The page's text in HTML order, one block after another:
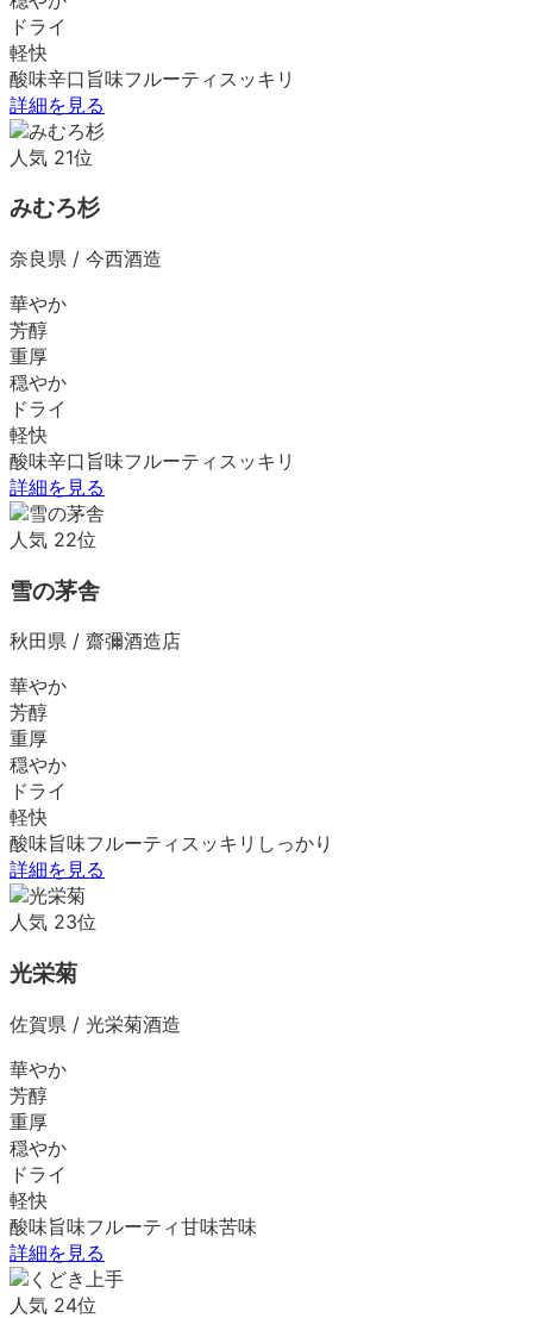
ドライ
軽快
酸味辛口 旨味フルーティ スッキリ
詳細を見る
人気 21位
みむろ杉
奈良県 / 今西酒造
華やか
芳醇
重厚
穏やか
ドライ
軽快
酸味辛口 旨味フルーティ スッキリ
詳細を見る
人気 22位
雪の茅舎
秋田県 / 齋彌酒造店
華やか
芳醇
重厚
穏やか
ドライ
軽快
酸味旨味フルーティ スッキリ しっかり
詳細を見る
人気 23位
光栄菊
佐賀県 / 光栄菊酒造
華やか
芳醇
重厚
穏やか
ドライ
軽快
酸味旨味フルーティ甘味苦味
詳細を見る
人気 24位